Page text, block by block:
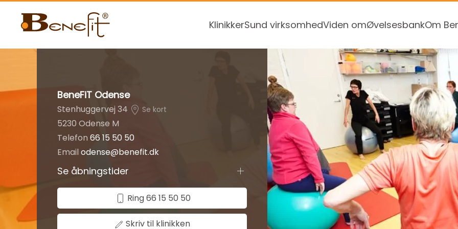
KlinikkerSund virksomhedViden omØvelsesbankOm
BeneFiT Odense
Stenhuggervej 34 Se kort
5230 Odense M
Telefon 66 15 50 50
Email odense@benefit.dk
Se åbningstider
Ring 66 15 50 50
Skriv til klinikken